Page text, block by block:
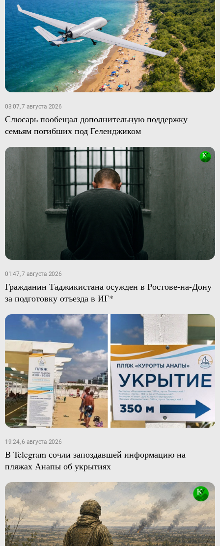
03:07, 7 августа 2026
Слюсарь пообещал дополнительную поддержку
семьям погибших под Геленджиком
01:47, 7 августа 2026
Гражданин Таджикистана осужден в Ростове-на-Дону
за подготовку отъезда в ИГ*
19:24, 6 августа 2026
В Telegram сочли запоздавшей информацию на
пляжах Анапы об укрытиях